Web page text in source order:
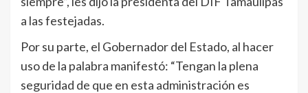
a las festejadas.
Por su parte, el Gobernador del Estado, al hacer
uso de la palabra manifestó: “Tengan la plena
seguridad de que en esta administración es